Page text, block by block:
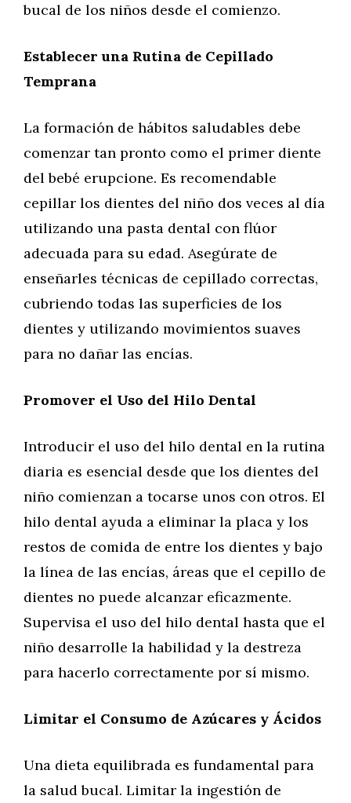
bucal de los niños desde el comienzo.
Establecer una Rutina de Cepillado
Temprana
La formación de hábitos saludables debe
comenzar tan pronto como el primer diente
del bebé erupcione. Es recomendable
cepillar los dientes del niño dos veces al día
utilizando una pasta dental con flúor
adecuada para su edad. Asegúrate de
enseñarles técnicas de cepillado correctas,
cubriendo todas las superficies de los
dientes y utilizando movimientos suaves
para no dañar las encías.
Promover el Uso del Hilo Dental
Introducir el uso del hilo dental en la rutina
diaria es esencial desde que los dientes del
niño comienzan a tocarse unos con otros. El
hilo dental ayuda a eliminar la placa y los
restos de comida de entre los dientes y bajo
la línea de las encías, áreas que el cepillo de
dientes no puede alcanzar eficazmente.
Supervisa el uso del hilo dental hasta que el
niño desarrolle la habilidad y la destreza
para hacerlo correctamente por sí mismo.
Limitar el Consumo de Azúcares y Ácidos
Una dieta equilibrada es fundamental para
la salud bucal. Limitar la ingestión de